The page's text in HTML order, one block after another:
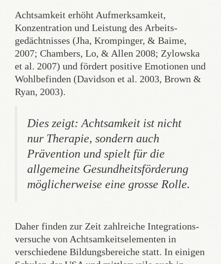
Achtsamkeit erhöht Aufmerksamkeit,
Konzentration und Leistung des Arbeits­
gedächtnisses (Jha, Krompinger, & Baime,
2007; Chambers, Lo, & Allen 2008; Zylowska
et al. 2007) und fördert positive Emotionen und
Wohlbefinden (Davidson et al. 2003, Brown &
Ryan, 2003).
Dies zeigt: Achtsamkeit ist nicht
nur Therapie, sondern auch
Prävention und spielt für die
allgemeine Gesundheits­förderung
möglicherweise eine grosse Rolle.
Daher finden zur Zeit zahlreiche Integrations­
versuche von Achtsamkeits­elementen in
verschiedene Bildungs­bereiche statt. In einigen